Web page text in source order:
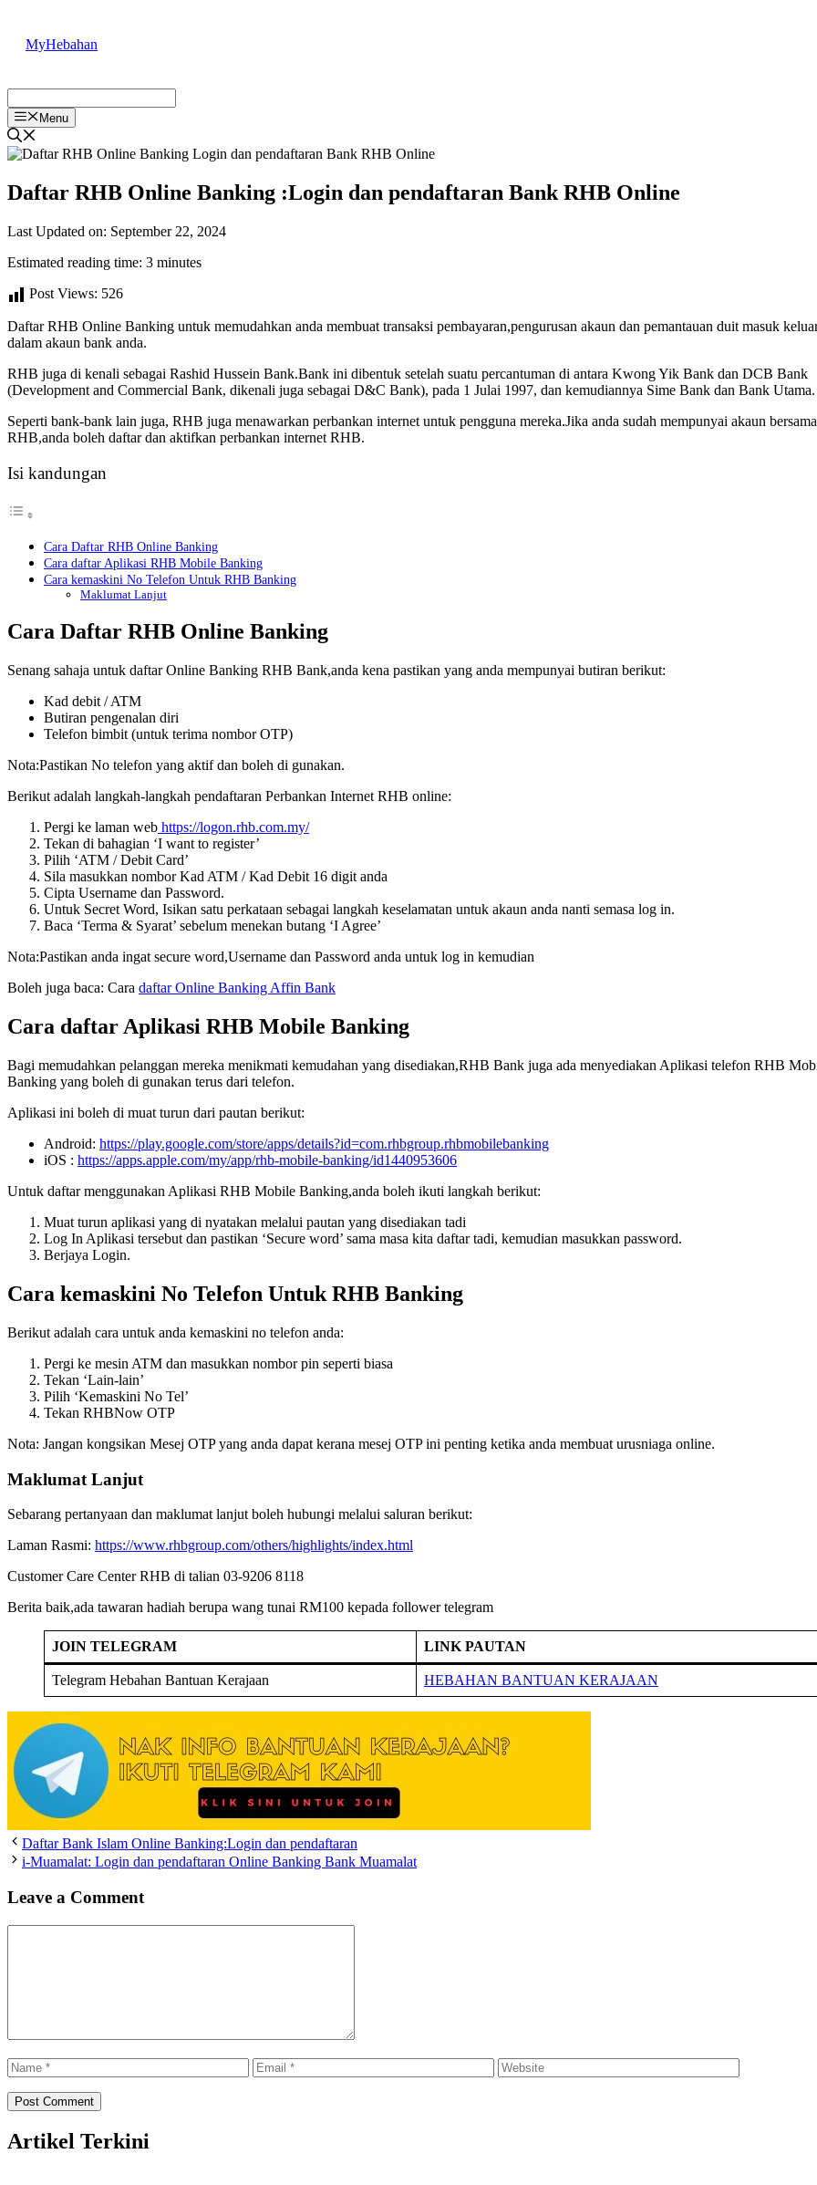
content
MyHebahan
Menu
Daftar RHB Online Banking :Login dan pendaftaran Bank RHB Online
Last Updated on: September 22, 2024
Estimated reading time: 3 minutes
Post Views: 526
Daftar RHB Online Banking untuk memudahkan anda membuat transaksi pembayaran,pengurusan akaun dan pemantauan duit masuk
dalam akaun bank anda.
RHB juga di kenali sebagai Rashid Hussein Bank.Bank ini dibentuk setelah suatu percantuman di antara Kwong Yik Bank dan DCB Bank
(Development and Commercial Bank, dikenali juga sebagai D&C Bank), pada 1 Julai 1997, dan kemudiannya Sime Bank dan Bank Utama.
Seperti bank-bank lain juga, RHB juga menawarkan perbankan internet untuk pengguna mereka.Jika anda sudah mempunyai akaun bersama
RHB,anda boleh daftar dan aktifkan perbankan internet RHB.
Isi kandungan
Cara Daftar RHB Online Banking
Cara daftar Aplikasi RHB Mobile Banking
Cara kemaskini No Telefon Untuk RHB Banking
Maklumat Lanjut
Cara Daftar RHB Online Banking
Senang sahaja untuk daftar Online Banking RHB Bank,anda kena pastikan yang anda mempunyai butiran berikut:
Kad debit / ATM
Butiran pengenalan diri
Telefon bimbit (untuk terima nombor OTP)
Nota:Pastikan No telefon yang aktif dan boleh di gunakan.
Berikut adalah langkah-langkah pendaftaran Perbankan Internet RHB online:
Pergi ke laman web https://logon.rhb.com.my/
Tekan di bahagian ‘I want to register’
Pilih ‘ATM / Debit Card’
Sila masukkan nombor Kad ATM / Kad Debit 16 digit anda
Cipta Username dan Password.
Untuk Secret Word, Isikan satu perkataan sebagai langkah keselamatan untuk akaun anda nanti semasa log in.
Baca ‘Terma & Syarat’ sebelum menekan butang ‘I Agree’
Nota:Pastikan anda ingat secure word,Username dan Password anda untuk log in kemudian
Boleh juga baca: Cara daftar Online Banking Affin Bank
Cara daftar Aplikasi RHB Mobile Banking
Bagi memudahkan pelanggan mereka menikmati kemudahan yang disediakan,RHB Bank juga ada menyediakan Aplikasi telefon RHB
Banking yang boleh di gunakan terus dari telefon.
Aplikasi ini boleh di muat turun dari pautan berikut:
Android: https://play.google.com/store/apps/details?id=com.rhbgroup.rhbmobilebanking
iOS : https://apps.apple.com/my/app/rhb-mobile-banking/id1440953606
Untuk daftar menggunakan Aplikasi RHB Mobile Banking,anda boleh ikuti langkah berikut:
Muat turun aplikasi yang di nyatakan melalui pautan yang disediakan tadi
Log In Aplikasi tersebut dan pastikan ‘Secure word’ sama masa kita daftar tadi, kemudian masukkan password.
Berjaya Login.
Cara kemaskini No Telefon Untuk RHB Banking
Berikut adalah cara untuk anda kemaskini no telefon anda:
Pergi ke mesin ATM dan masukkan nombor pin seperti biasa
Tekan ‘Lain-lain’
Pilih ‘Kemaskini No Tel’
Tekan RHBNow OTP
Nota: Jangan kongsikan Mesej OTP yang anda dapat kerana mesej OTP ini penting ketika anda membuat urusniaga online.
Maklumat Lanjut
Sebarang pertanyaan dan maklumat lanjut boleh hubungi melalui saluran berikut:
Laman Rasmi: https://www.rhbgroup.com/others/highlights/index.html
Customer Care Center RHB di talian 03-9206 8118
Berita baik,ada tawaran hadiah berupa wang tunai RM100 kepada follower telegram
JOIN TELEGRAM LINK PAUTAN
Telegram Hebahan Bantuan Kerajaan HEBAHAN BANTUAN KERAJAAN
Daftar Bank Islam Online Banking:Login dan pendaftaran
i-Muamalat: Login dan pendaftaran Online Banking Bank Muamalat
Leave a Comment
Name Email Website
Artikel Terkini